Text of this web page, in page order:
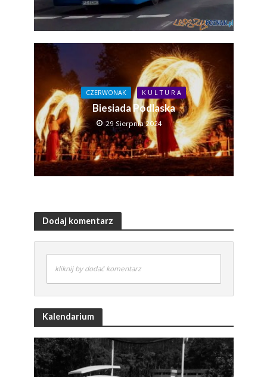
CZERWONAK K U L T U R A
Biesiada Podlaska
29 Sierpnia 2024
Dodaj komentarz
kliknij by dodać komentarz
Kalendarium